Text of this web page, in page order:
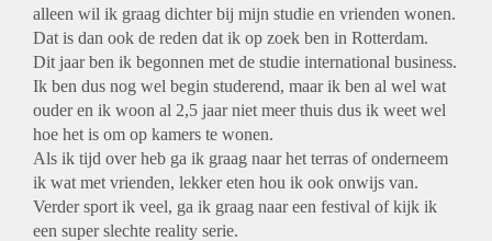
alleen wil ik graag dichter bij mijn studie en vrienden wonen.
Dat is dan ook de reden dat ik op zoek ben in Rotterdam.
Dit jaar ben ik begonnen met de studie international business.
Ik ben dus nog wel begin studerend, maar ik ben al wel wat
ouder en ik woon al 2,5 jaar niet meer thuis dus ik weet wel
hoe het is om op kamers te wonen.
Als ik tijd over heb ga ik graag naar het terras of onderneem
ik wat met vrienden, lekker eten hou ik ook onwijs van.
Verder sport ik veel, ga ik graag naar een festival of kijk ik
een super slechte reality serie.